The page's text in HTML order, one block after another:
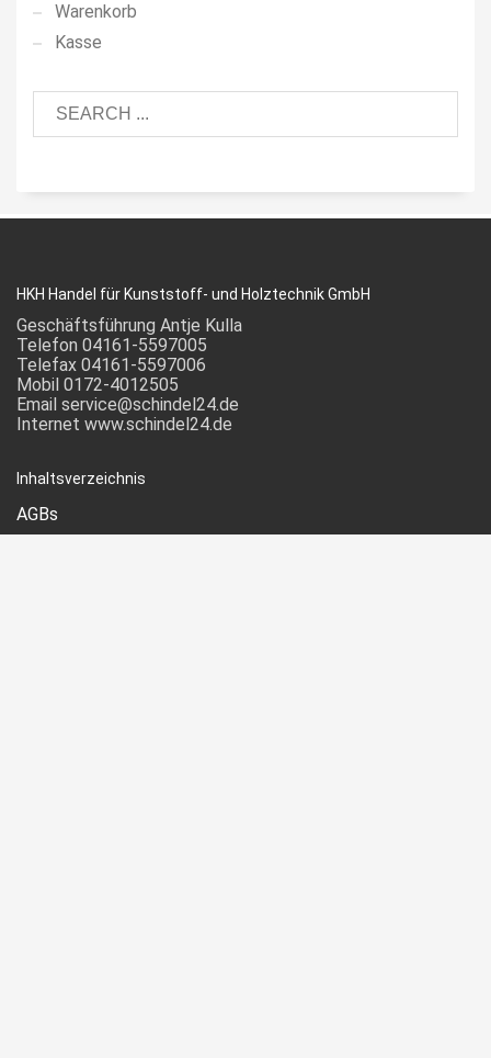
Warenkorb
Kasse
HKH Handel für Kunststoff- und Holztechnik GmbH
Geschäftsführung Antje Kulla
Telefon 04161-5597005
Telefax 04161-5597006
Mobil 0172-4012505
Email service@schindel24.de
Internet www.schindel24.de
Inhaltsverzeichnis
AGBs